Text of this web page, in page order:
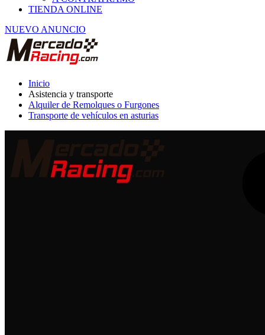
NUEVO ANUNCIO
Asistencia y transporte
Alquiler de Remolques o Furgones
Transporte de vehículos en asturias